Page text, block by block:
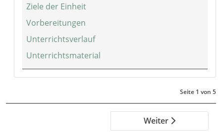
Ziele der Einheit
Vorbereitungen
Unterrichtsverlauf
Unterrichtsmaterial
Seite 1 von 5
Weiter